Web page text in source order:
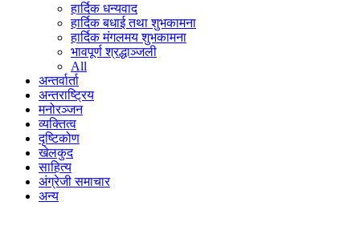
हार्दिक धन्यवाद
हार्दिक बधाई तथा शुभकामना
हार्दिक मंगलमय शुभकामना
भावपूर्ण श्रद्धाञ्जली
All
अन्तर्वार्ता
अन्तराष्ट्रिय
मनोरञ्जन
व्यक्तित्व
दृष्टिकोण
खेलकुद
साहित्य
अंग्रेजी समाचार
अन्य